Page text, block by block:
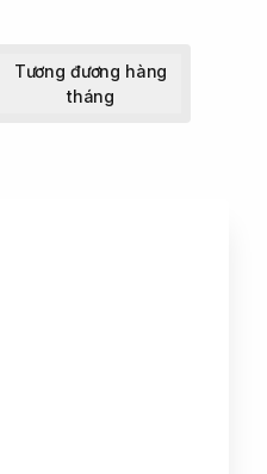
Tương đương hàng
tháng